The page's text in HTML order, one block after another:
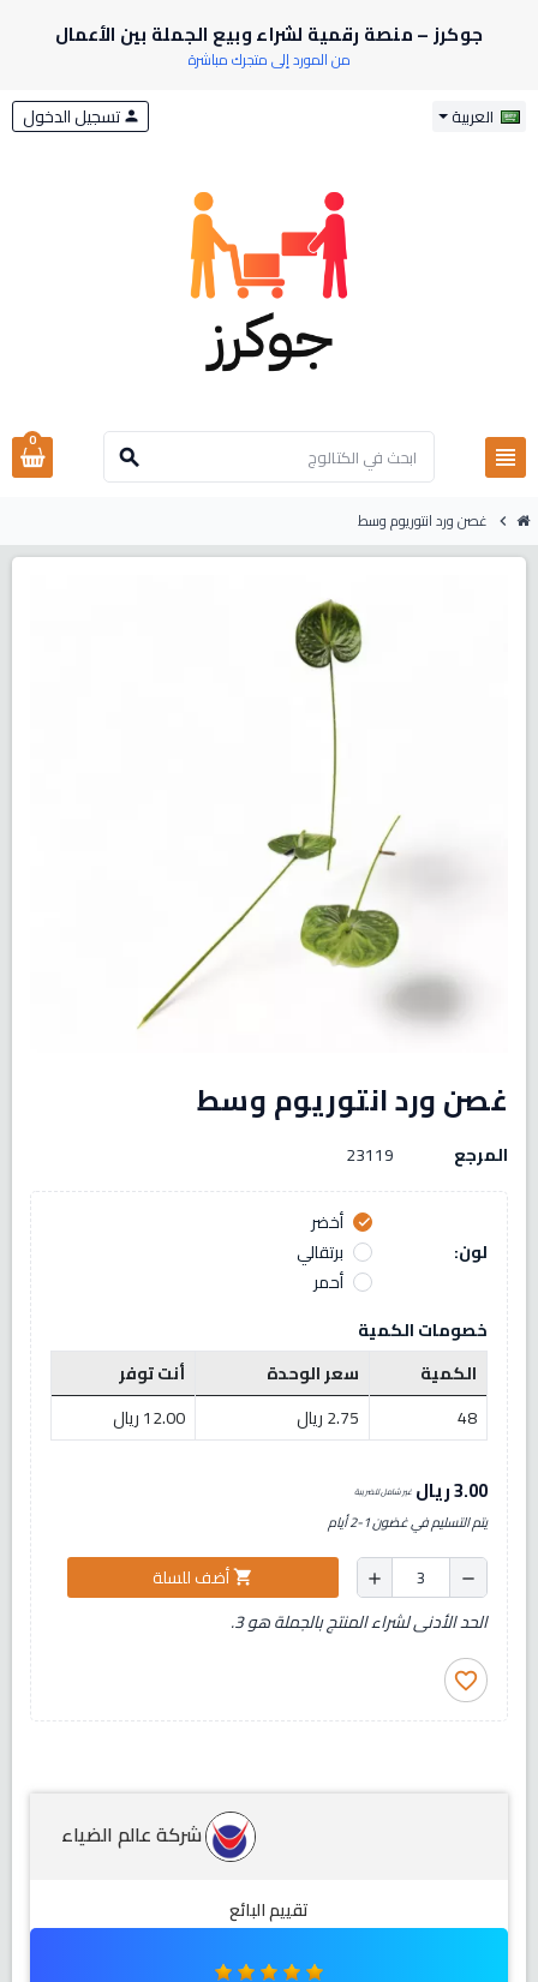
جوكرز – منصة رقمية لشراء وبيع الجملة بين الأعمال
من المورد إلى متجرك مباشرة
العربية
view_headline
search
person تسجيل الدخول
0
chevron_right غصن ورد انتوريوم وسط
غصن ورد انتوريوم وسط
المرجع 23119
لون:
check
أخضر
برتقالي
أحمر
خصومات الكمية
الكمية
سعر الوحدة
أنت توفر
48
2.75 ريال 12.00 ريال
3.00 ريال غير شامل للضريبة
يتم التسليم في غضون 1-2 أيام
remove
add
shopping_cartأضف للسلة
الحد الأدنى لشراء المنتج بالجملة هو 3.
favorite_border
شركة عالم الضياء
تقييم البائع